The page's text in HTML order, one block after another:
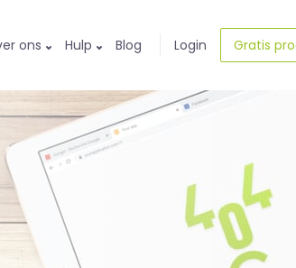
ons Hulp Blog Login Gratis